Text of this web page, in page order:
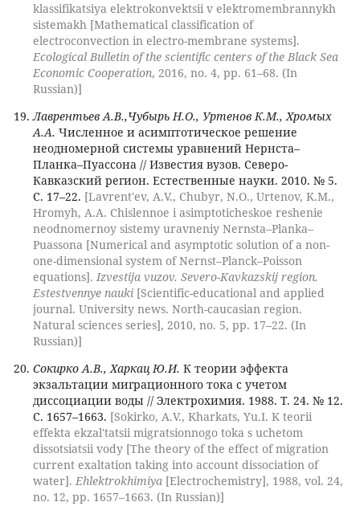
klassifikatsiya elektrokonvektsii v elektromembrannykh
sistemakh [Mathematical classification of
electroconvection in electro-membrane systems].
Ecological Bulletin of the scientific centers of the Black Sea
Economic Cooperation, 2016, no. 4, pp. 61–68. (In
Russian)]
Лаврентьев А.В.,Чубырь Н.О., Уртенов К.М., Хромых
А.А. Численное и асимптотическое решение
неодномерной системы уравнений Нернста–
Планка–Пуассона // Известия вузов. Северо-
Кавказский регион. Естественные науки. 2010. № 5.
С. 17–22. [Lavrent'ev, A.V., Chubyr, N.O., Urtenov, K.M.,
Hromyh, A.A. Chislennoe i asimptoticheskoe reshenie
neodnomernoy sistemy uravneniy Nernsta–Planka–
Puassona [Numerical and asymptotic solution of a non-
one-dimensional system of Nernst–Planck–Poisson
equations]. Izvestija vuzov. Severo-Kavkazskij region.
Estestvennye nauki[Scientific-educational and applied
journal. University news. North-caucasian region.
Natural sciences series], 2010, no. 5, pp. 17–22. (In
Russian)]
Сокирко А.В., Харкац Ю.И. К теории эффекта
экзальтации миграционного тока с учетом
диссоциации воды // Электрохимия. 1988. Т. 24. № 12.
С. 1657–1663. [Sokirko, A.V., Kharkats, Yu.I. K teorii
effekta ekzal'tatsii migratsionnogo toka s uchetom
dissotsiatsii vody [The theory of the effect of migration
current exaltation taking into account dissociation of
water]. Ehlektrokhimiya[Electrochemistry], 1988, vol. 24,
no. 12, pp. 1657–1663. (In Russian)]